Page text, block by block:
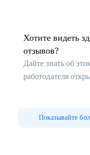
Хотите видеть
отзывов?
Дайте знать об
работодателя
Показывайте